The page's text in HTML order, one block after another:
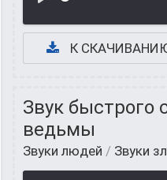
К
Звук быстрого
ведьмы
Звуки людей / Звуки